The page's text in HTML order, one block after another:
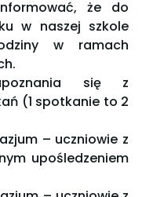
że do
w naszej szkole
w ramach
się z
(1 spotkanie to 2
– uczniowie z
upośledzeniem